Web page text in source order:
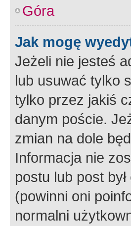
Góra
Jak mogę
Jeżeli nie jesteś
lub usuwać tylko
tylko przez jakiś
danym poście.
zmian na dole
Informacja nie
postu lub post
(powinni oni
normalni